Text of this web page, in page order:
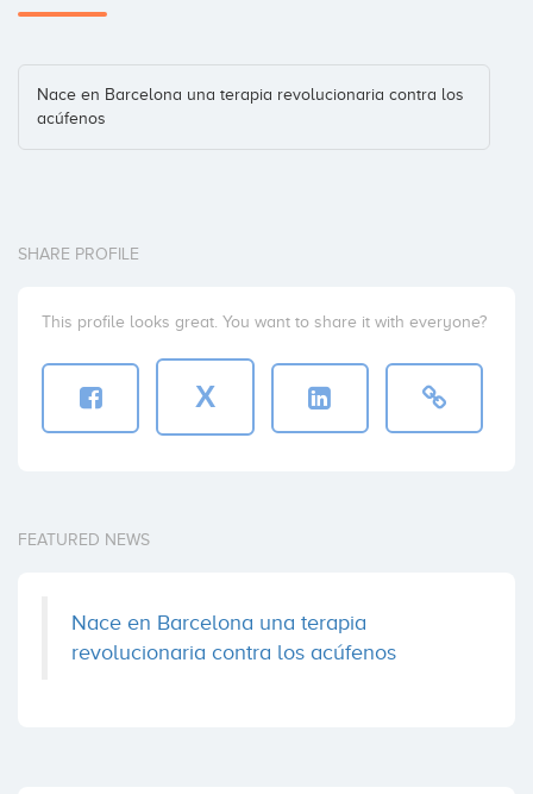
Nace en Barcelona una terapia revolucionaria contra los
acúfenos
SHARE PROFILE
This profile looks great. You want to share it with everyone?
X
FEATURED NEWS
Nace en Barcelona una terapia
revolucionaria contra los acúfenos